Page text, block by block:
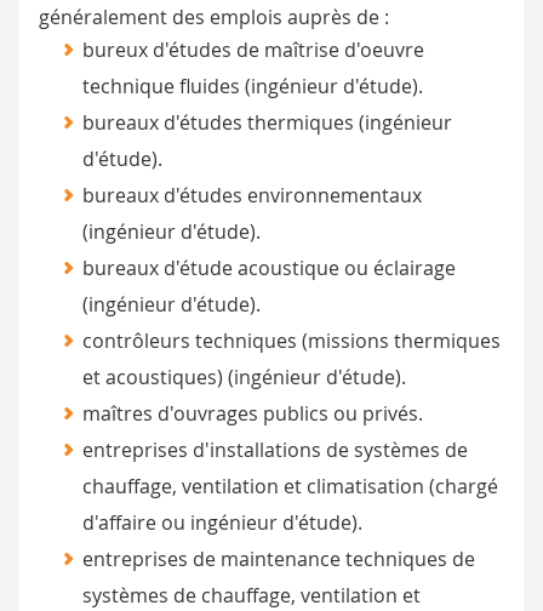
généralement des emplois auprès de :
bureux d'études de maîtrise d'oeuvre
technique fluides (ingénieur d'étude).
bureaux d'études thermiques (ingénieur
d'étude).
bureaux d'études environnementaux
(ingénieur d'étude).
bureaux d'étude acoustique ou éclairage
(ingénieur d'étude).
contrôleurs techniques (missions thermiques
et acoustiques) (ingénieur d'étude).
maîtres d'ouvrages publics ou privés.
entreprises d'installations de systèmes de
chauffage, ventilation et climatisation (chargé
d'affaire ou ingénieur d'étude).
entreprises de maintenance techniques de
systèmes de chauffage, ventilation et